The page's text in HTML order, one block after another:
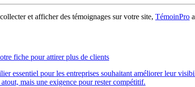
et afficher des témoignages sur votre site, TémoinPro
fiche pour attirer plus de clients
essentiel pour les entreprises souhaitant améliorer leur
mais une exigence pour rester compétitif.